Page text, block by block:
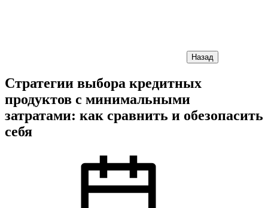
Назад
Стратегии выбора кредитных
продуктов с минимальными
затратами: как сравнить и обезопасить
себя